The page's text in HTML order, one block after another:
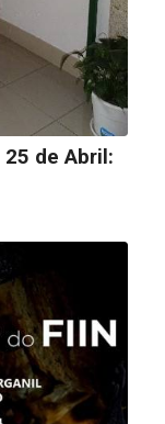
25 de Abril: